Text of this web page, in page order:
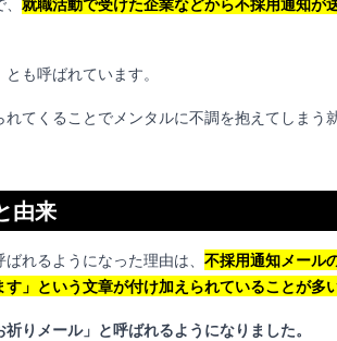
とも呼ばれています。
てくることでメンタルに不調を抱えてしまう
由来
れるようになった理由は、 不採用通知メール
」という文章が付け加えられていることが多
りメール」と呼ばれるようになりました。